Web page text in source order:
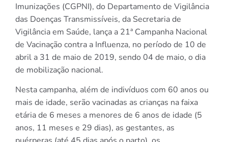
Imunizações (CGPNI), do Departamento de Vigilância
das Doenças Transmissíveis, da Secretaria de
Vigilância em Saúde, lança a 21ª Campanha Nacional
de Vacinação contra a Influenza, no período de 10 de
abril a 31 de maio de 2019, sendo 04 de maio, o dia
de mobilização nacional.
Nesta campanha, além de indivíduos com 60 anos ou
mais de idade, serão vacinadas as crianças na faixa
etária de 6 meses a menores de 6 anos de idade (5
anos, 11 meses e 29 dias), as gestantes, as